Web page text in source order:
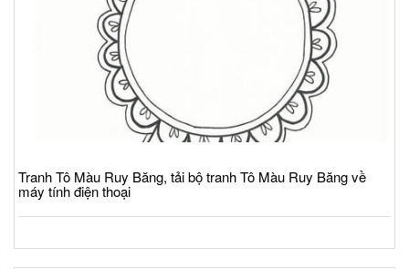
Tranh Tô Màu Ruy Băng, tải bộ tranh Tô Màu Ruy Băng về
máy tính điện thoại